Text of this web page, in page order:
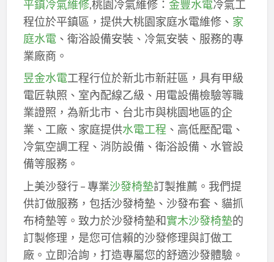
平鎮冷氣維修,桃園冷氣維修： 金豐水電冷氣工
程位於平鎮區，提供大桃園家庭水電維修、 家
庭水電、衛浴設備安裝、冷氣安裝、服務的專
業廠商。
昱金水電工程行位於新北市新莊區，具有甲級
電匠執照、室內配線乙級、用電設備檢驗等職
業證照，為新北市、台北市與桃園地區的企
業、工廠、家庭提供水電工程 、高低壓配電、
冷氣空調工程、消防設備、衛浴設備、水管設
備等服務。
上美沙發行 – 專業沙發椅墊訂製推薦。我們提
供訂做服務，包括沙發椅墊、沙發布套、貓抓
布椅墊等。致力於沙發椅墊和實木沙發椅墊的
訂製修理，是您可信賴的沙發修理與訂做工
廠。立即洽詢，打造專屬您的舒適沙發體驗。